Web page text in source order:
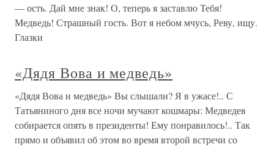
— ость. Дай мне знак! О, теперь я заставлю Тебя!
Медведь! Страшный гость. Вот я небом мчусь, Реву, ищу.
Глазки
«Дядя Вова и медведь»
«Дядя Вова и медведь» Вы слышали? Я в ужасе!.. С
Татьяниного дня все ночи мучают кошмары: Медведев
собирается опять в президенты! Ему понравилось!.. Так
прямо и объявил об этом во время второй встречи со